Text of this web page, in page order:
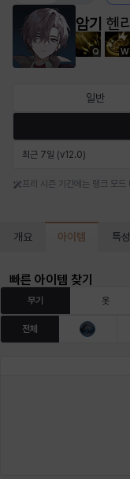
레온
바바라 버니스
아야 아이솔
암기 헨리
Q W
일반
최근 7일 (v12.0)
프리 시즌 기간에는 랭크 모
개요 아이템 특성
빠른 아이템 찾기
무기 옷
전체